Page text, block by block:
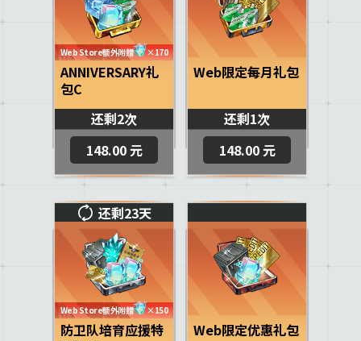
ANNIVERSARY礼
包C
Web Store额外附赠 ×170
还剩2次
148.00 元
Web限定每月礼包
还剩1次
148.00 元
还剩23天
防卫队培育应援特
Web Store额外附赠 ×150
Web限定优惠礼包